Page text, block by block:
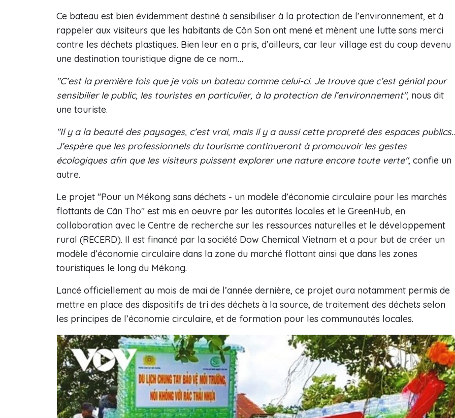
Ce bateau est bien évidemment destiné à sensibiliser à la protection de l’environnement, et à
rappeler aux visiteurs que les habitants de Côn Son ont mené et mènent une lutte sans merci
contre les déchets plastiques. Bien leur en a pris, d’ailleurs, car leur village est du coup devenu
une destination touristique digne de ce nom…
"C’est la première fois que je vois un bateau comme celui-ci. Je trouve que c’est génial pour
sensibilier le public, les touristes en particulier, à la protection de l’environnement", nous dit
une touriste.
"Il y a la beauté des paysages, c’est vrai, mais il y a aussi cette propreté des espaces
J’espère que les professionnels du tourisme continueront à promouvoir les gestes
écologiques afin que les visiteurs puissent explorer une nature encore toute verte", confie un
autre.
Le projet "Pour un Mékong sans déchets - un modèle d’économie circulaire pour les marchés
flottants de Cân Tho" est mis en oeuvre par les autorités locales et le GreenHub, en
collaboration avec le Centre de recherche sur les ressources naturelles et le développement
rural (RECERD). Il est financé par la société Dow Chemical Vietnam et a pour but de créer un
modèle d’économie circulaire dans la zone du marché flottant ainsi que dans les zones
touristiques le long du Mékong.
Lancé officiellement au mois de mai de l’année dernière, ce projet aura notamment permis de
mettre en place des dispositifs de tri des déchets à la source, de traitement des déchets selon
les principes de l’économie circulaire, et de formation pour les communautés locales.